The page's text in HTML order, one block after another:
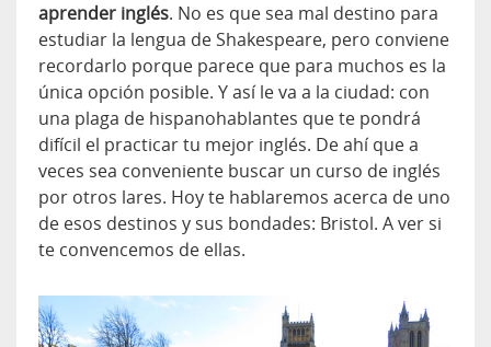
aprender inglés. No es que sea mal destino para
estudiar la lengua de Shakespeare, pero conviene
recordarlo porque parece que para muchos es la
única opción posible. Y así le va a la ciudad: con
una plaga de hispanohablantes que te pondrá
difícil el practicar tu mejor inglés. De ahí que a
veces sea conveniente buscar un curso de inglés
por otros lares. Hoy te hablaremos acerca de uno
de esos destinos y sus bondades: Bristol. A ver si
te convencemos de ellas.